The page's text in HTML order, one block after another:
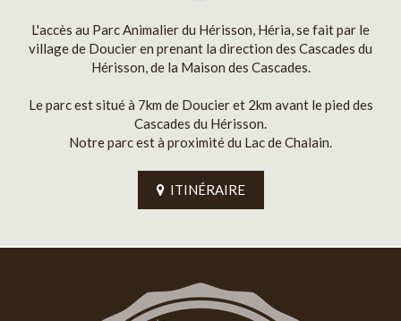
L'accès au Parc Animalier du Hérisson, Héria, se fait par le
village de Doucier en prenant la direction des Cascades du
Hérisson, de la Maison des Cascades.
Le parc est situé à 7km de Doucier et 2km avant le pied des
Cascades du Hérisson.
Notre parc est à proximité du Lac de Chalain.
ITINÉRAIRE